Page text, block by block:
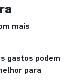
mais
gastos podem
para